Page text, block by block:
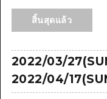
สถา
มรดก
ประ
มาตร
ยาม
บริ
ยาม
จังหวั
เข้าถึ
สรุปก
ความ
ตั๋วเ
อีเว้นท์
สิ้นสุดแล้ว
2022/03/
2022/04/